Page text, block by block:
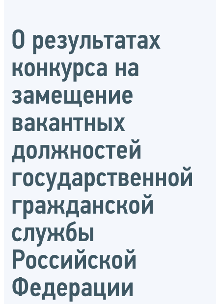
О результатах
конкурса на
замещение
вакантных
должностей
государственной
гражданской
службы
Российской
Федерации